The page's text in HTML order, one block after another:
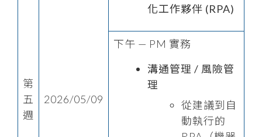
第
五
週
2026/05/09
化工作夥伴 (RPA)
下午 — PM 實務
溝通管理 / 風險管
理
從建議到自
動執行的